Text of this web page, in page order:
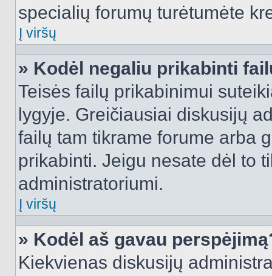
specialių forumų turėtumėte
Į viršų
» Kodėl negaliu prikabinti
Teisės failų prikabinimui
lygyje. Greičiausiai diskusijų
failų tam tikrame forume arba
prikabinti. Jeigu nesate dėl to
administratoriumi.
Į viršų
» Kodėl aš gavau
Kiekvienas diskusijų